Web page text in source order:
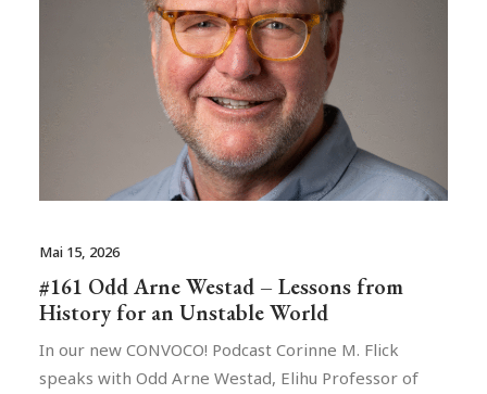
Mai 15, 2026
#161 Odd Arne Westad – Lessons from
History for an Unstable World
In our new CONVOCO! Podcast Corinne M. Flick
speaks with Odd Arne Westad, Elihu Professor of